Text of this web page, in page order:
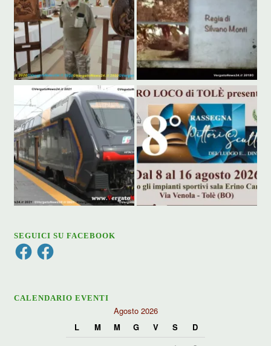
SEGUICI SU FACEBOOK
FacebookFacebook
CALENDARIO EVENTI
Agosto 2026
L
M M G V S
D